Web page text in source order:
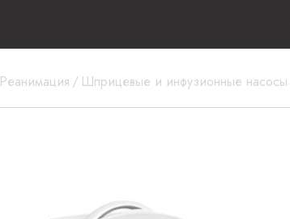
Реанимация / Шприцевые и инфузионные насосы